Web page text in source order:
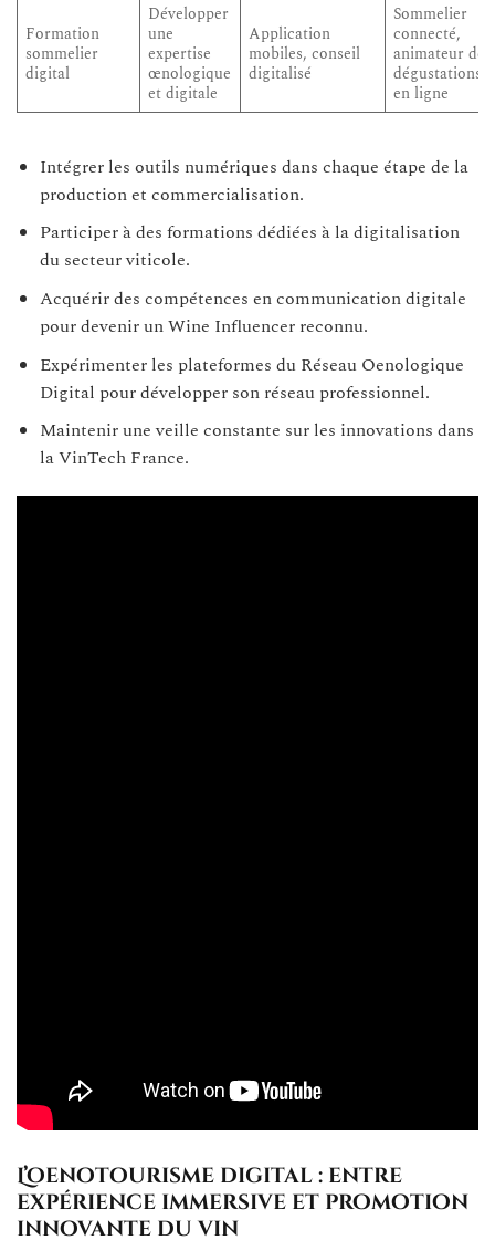
Formation
sommelier
digital
Développer
une
expertise
œnologique
et digitale
Application
mobiles, conseil
digitalisé
Sommelier
connecté,
animateur de
dégustations
en ligne
Intégrer les outils numériques dans chaque étape de la
production et commercialisation.
Participer à des formations dédiées à la digitalisation
du secteur viticole.
Acquérir des compétences en communication digitale
pour devenir un Wine Influencer reconnu.
Expérimenter les plateformes du Réseau Oenologique
Digital pour développer son réseau professionnel.
Maintenir une veille constante sur les innovations dans
la VinTech France.
L’oenotourisme digital : entre
expérience immersive et promotion
innovante du vin